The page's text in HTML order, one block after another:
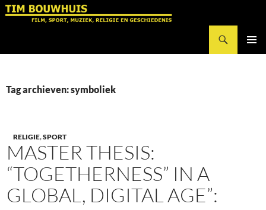
Ga
Tag archieven: symboliek
RELIGIE,SPORT
MASTER THESIS:
“TOGETHERNESS” IN A
GLOBAL, DIGITAL AGE”: